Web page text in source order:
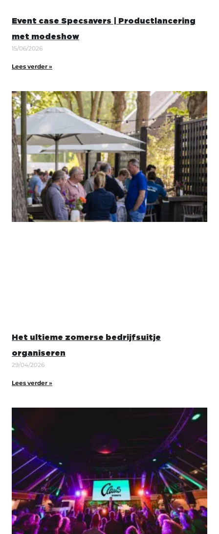
Event case Specsavers | Productlancering
met modeshow
15/06/2026
Lees verder »
Het ultieme zomerse bedrijfsuitje
organiseren
29/04/2026
Lees verder »